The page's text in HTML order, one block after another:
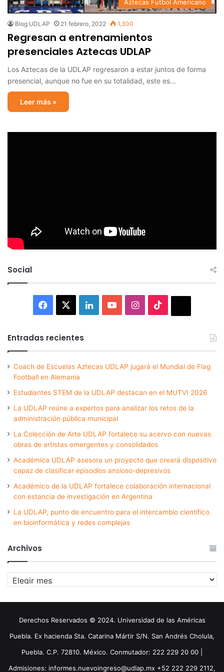
Aztecas Futbol Americano
Blog UDLAP 21 febrero, 2022 1,300
Regresan a entrenamientos
presenciales Aztecas UDLAP
Los Aztecas de la UDLAP regresaron a estar juntos de forma
presencial, aunque no fue en su totalidad, este es…
Leer más »
Social
Facebook LinkedInYouTubeInstagram
Entradas recientes
Coach de Escuelas Aztecas UDLAP jugará el Mundial de Flag
Football en Alemania
Estudiantes STEM de la UDLAP destacan en el MUTVI 2026
La UDLAP reúne a expertos para analizar los retos de la
administración pública municipal
La Colección de Arte UDLAP fortalece su acervo con nuevas
obras de artistas emergentes y consolidados
Académica UDLAP asesora un proyecto que creará dispositivo
capaz de clasificar episodios ansioso-depresivos
Académico de la UDLAP fortalece colaboración internacional
con estancia de investigación en Argentina
La UDLAP, punto de encuentro para el intercambio científico
en bioinformática y redes complejas
Archivos
Archivos
Derechos Reservados © 2024. Universidad de las Américas
Puebla. Ex hacienda Sta. Catarina Mártir S/N. San Andrés Cholula,
Puebla. C.P. 72810. México. Conmutador: 222 229 20 00 |
Admisiones: informes.nuevoingreso@udlap.mx +52 222 229 2112,